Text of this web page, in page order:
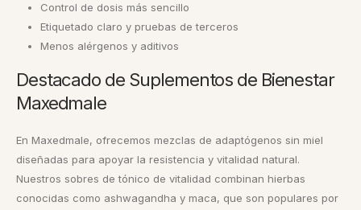
Control de dosis más sencillo
Etiquetado claro y pruebas de terceros
Menos alérgenos y aditivos
Destacado de Suplementos de Bienestar
Maxedmale
En Maxedmale, ofrecemos mezclas de adaptógenos sin miel
diseñadas para apoyar la resistencia y vitalidad natural.
Nuestros sobres de tónico de vitalidad combinan hierbas
conocidas como ashwagandha y maca, que son populares por